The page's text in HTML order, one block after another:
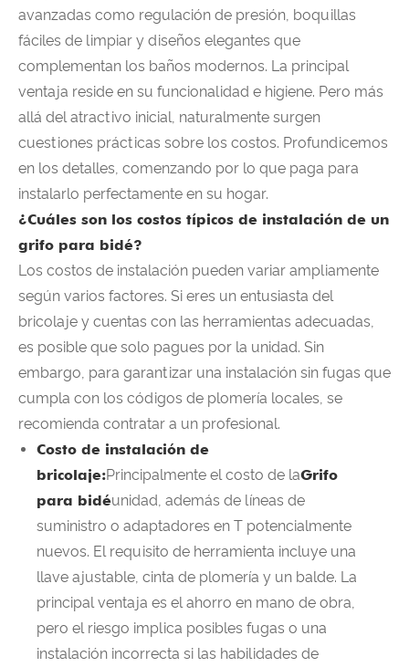
avanzadas como regulación de presión, boquillas
fáciles de limpiar y diseños elegantes que
complementan los baños modernos. La principal
ventaja reside en su funcionalidad e higiene. Pero más
allá del atractivo inicial, naturalmente surgen
cuestiones prácticas sobre los costos. Profundicemos
en los detalles, comenzando por lo que paga para
instalarlo perfectamente en su hogar.
¿Cuáles son los costos típicos de instalación de un
grifo para bidé?
Los costos de instalación pueden variar ampliamente
según varios factores. Si eres un entusiasta del
bricolaje y cuentas con las herramientas adecuadas,
es posible que solo pagues por la unidad. Sin
embargo, para garantizar una instalación sin fugas que
cumpla con los códigos de plomería locales, se
recomienda contratar a un profesional.
Costo de instalación de
bricolaje:Principalmente el costo de laGrifo
para bidéunidad, además de líneas de
suministro o adaptadores en T potencialmente
nuevos. El requisito de herramienta incluye una
llave ajustable, cinta de plomería y un balde. La
principal ventaja es el ahorro en mano de obra,
pero el riesgo implica posibles fugas o una
instalación incorrecta si las habilidades de